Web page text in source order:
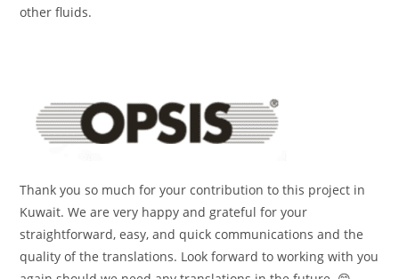
other fluids.
Thank you so much for your contribution to this project in
Kuwait. We are very happy and grateful for your
straightforward, easy, and quick communications and the
quality of the translations. Look forward to working with you